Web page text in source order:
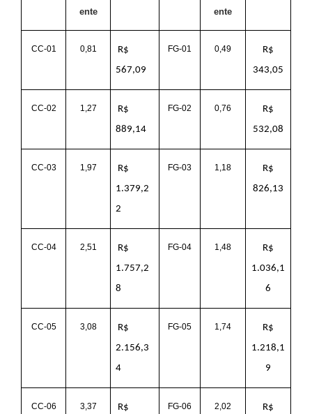
ente
ente
CC-01 0,81
R$
567,09
FG-01 0,49
R$
343,05
CC-02 1,27
R$
889,14
FG-02 0,76
R$
532,08
CC-03 1,97
R$
1.379,2
2
FG-03 1,18
R$
826,13
CC-04 2,51
R$
1.757,2
8
FG-04 1,48
R$
1.036,1
6
CC-05 3,08
R$
2.156,3
4
FG-05 1,74
R$
1.218,1
9
CC-06 3,37
R$
FG-06 2,02
R$